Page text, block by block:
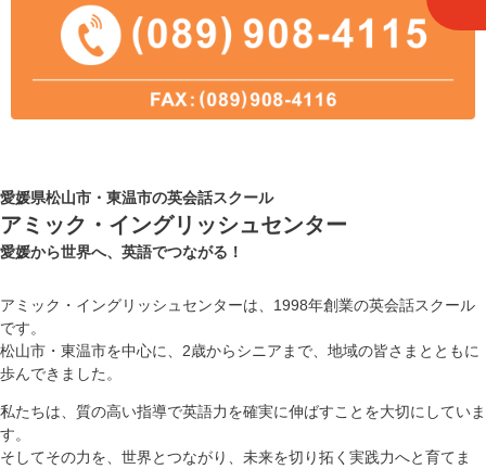
愛媛県松山市・東温市の英会話スクール
アミック・イングリッシュセンター
愛媛から世界へ、英語でつながる！
アミック・イングリッシュセンターは、1998年創業の英会話スクール
です。
松山市・東温市を中心に、2歳からシニアまで、地域の皆さまとともに
歩んできました。
私たちは、質の高い指導で英語力を確実に伸ばすことを大切にしていま
す。
そしてその力を、世界とつながり、未来を切り拓く実践力へと育てま